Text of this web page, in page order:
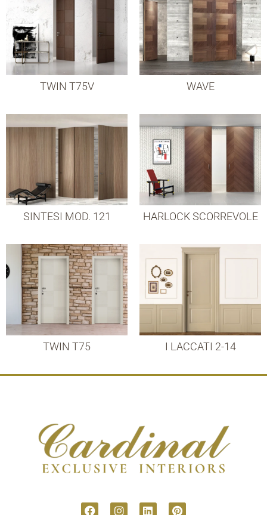
TWIN T75V WAVE
SINTESI MOD. 121 HARLOCK SCORREVOLE
TWIN T75 I LACCATI 2-14